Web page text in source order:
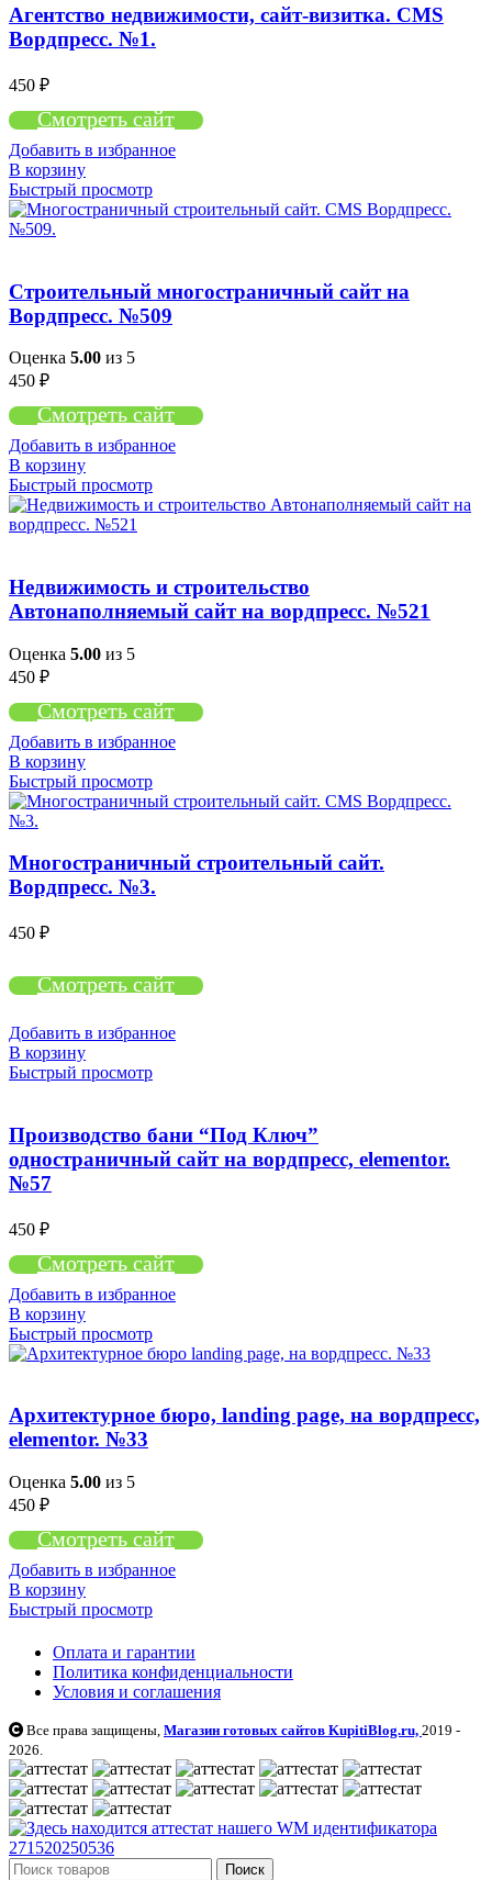
Агентство недвижимости, сайт-визитка. CMS
Вордпресс. №1.
450 ₽
Смотреть сайт
Добавить в избранное
В корзину
Быстрый просмотр
Строительный многостраничный сайт на
Вордпресс. №509
Оценка 5.00 из 5
450 ₽
Смотреть сайт
Добавить в избранное
В корзину
Быстрый просмотр
Недвижимость и строительство
Автонаполняемый сайт на вордпресс. №521
Оценка 5.00 из 5
450 ₽
Смотреть сайт
Добавить в избранное
В корзину
Быстрый просмотр
Многостраничный строительный сайт.
Вордпресс. №3.
450 ₽
Смотреть сайт
Добавить в избранное
В корзину
Быстрый просмотр
Производство бани “Под Ключ”
одностраничный сайт на вордпресс, elementor.
№57
450 ₽
Смотреть сайт
Добавить в избранное
В корзину
Быстрый просмотр
Архитектурное бюро, landing page, на вордпресс,
elementor. №33
Оценка 5.00 из 5
450 ₽
Смотреть сайт
Добавить в избранное
В корзину
Быстрый просмотр
Оплата и гарантии
Политика конфиденциальности
Условия и соглашения
Все права защищены, Магазин готовых сайтов KupitiBlog.ru, 2019 -
2026.
Поиск